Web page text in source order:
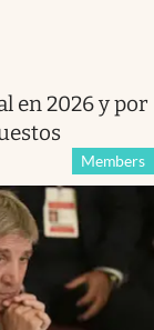
en 2026 y por
Members